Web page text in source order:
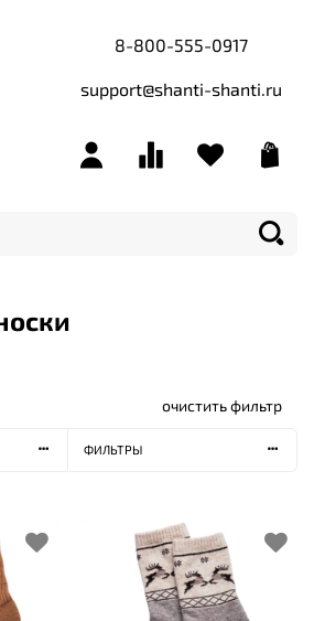
8-800-555-0917
support@shanti-shanti.ru
очистить фильтр
ФИЛЬТРЫ